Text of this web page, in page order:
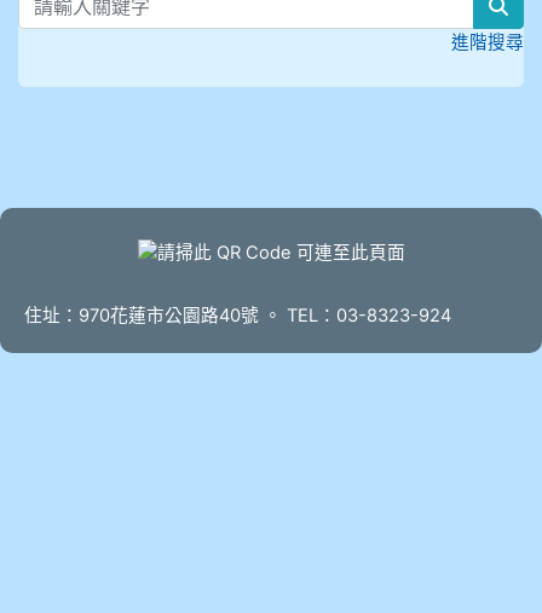
進階搜尋
住址：970花蓮市公園路40號 。 TEL：03-8323-924